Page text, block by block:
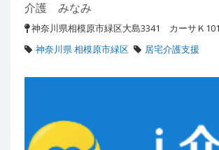
介護 みなみ
神奈川県相模原市緑区大島3341 カーサＫ
神奈川県 相模原市緑区
居宅介護支援